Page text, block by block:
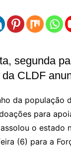
segunda
CLDF
da população
para
o estado
(6) para a